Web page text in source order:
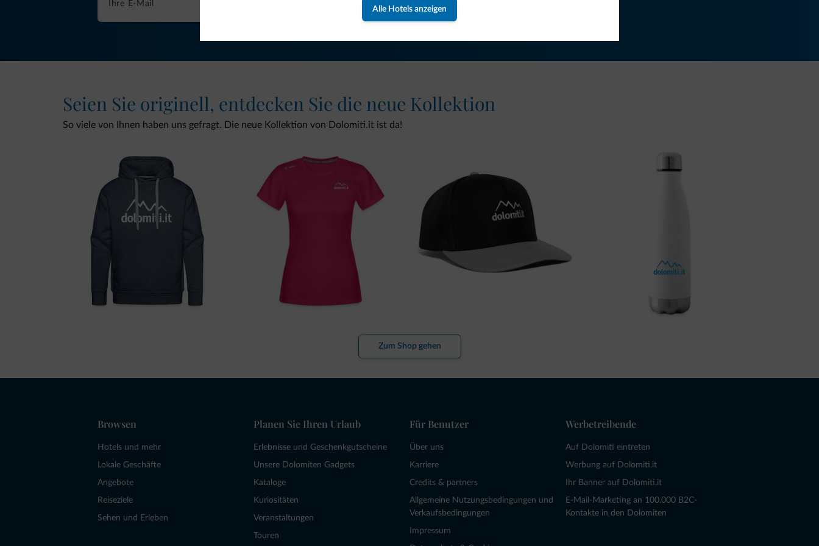
Alle Hotels anzeigen
NEWSLETTER ABONNIEREN
Seien Sie originell, entdecken Sie die neue Kollektion
So viele von Ihnen haben uns gefragt. Die neue Kollektion von Dolomiti.it ist da!
Zum Shop gehen
Browsen
Hotels und mehr
Lokale Geschäfte
Angebote
Reiseziele
Sehen und Erleben
Planen Sie Ihren Urlaub
Erlebnisse und Geschenkgutscheine
Unsere Dolomiten Gadgets
Kataloge
Kuriositäten
Veranstaltungen
Touren
Für Benutzer
Über uns
Karriere
Credits & partners
Allgemeine Nutzungsbedingungen und
Verkaufsbedingungen
Impressum
Werbetreibende
Auf Dolomiti eintreten
Werbung auf Dolomiti.it
Ihr Banner auf Dolomiti.it
E-Mail-Marketing an 100.000 B2C-
Kontakte in den Dolomiten